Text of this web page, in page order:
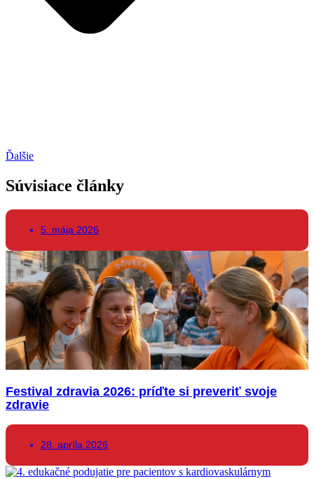
Ďalšie
Súvisiace články
5. mája 2026
Festival zdravia 2026: príďte si preveriť svoje
zdravie
28. apríla 2026